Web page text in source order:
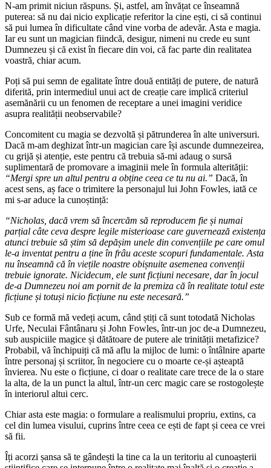
N-am primit niciun răspuns. Și, astfel, am învățat ce înseamnă
puterea: să nu dai nicio explicație referitor la cine ești, ci să continui
să pui lumea în dificultate când vine vorba de adevăr. Asta e magia.
Iar eu sunt un magician fiindcă, desigur, nimeni nu crede eu sunt
Dumnezeu și că exist în fiecare din voi, că fac parte din realitatea
voastră, chiar acum.
Poți să pui semn de egalitate între două entități de putere, de natură
diferită, prin intermediul unui act de creație care implică criteriul
asemănării cu un fenomen de receptare a unei imagini veridice
asupra realității neobservabile?
Concomitent cu magia se dezvoltă și pătrunderea în alte universuri.
Dacă m-am deghizat într-un magician care își ascunde dumnezeirea,
cu grijă și atenție, este pentru că trebuia să-mi adaug o sursă
suplimentară de promovare a imaginii mele în formula alterității:
“Mergi spre un altul pentru a obține ceea ce tu nu ai.” Dacă, în
acest sens, aș face o trimitere la personajul lui John Fowles, iată ce
mi s-ar aduce la cunoștință:
“Nicholas, dacă vrem să încercăm să reproducem fie și numai
parțial câte ceva despre legile misterioase care guvernează existența
atunci trebuie să știm să depășim unele din convențiile pe care omul
le-a inventat pentru a ține în frâu aceste scopuri fundamentale. Asta
nu înseamnă că în viețile noastre obișnuite asemenea convenții
trebuie ignorate. Nicidecum, ele sunt ficțiuni necesare, dar în jocul
de-a Dumnezeu noi am pornit de la premiza că în realitate totul este
ficțiune și totuși nicio ficțiune nu este necesară.”
Sub ce formă mă vedeți acum, când știți că sunt totodată Nicholas
Urfe, Neculai Fântânaru și John Fowles, într-un joc de-a Dumnezeu,
sub auspiciile magice și dătătoare de putere ale trinității metafizice?
Probabil, vă închipuiți că mă aflu la mijloc de lumi: o întâlnire aparte
între personaj și scriitor, în negociere cu o moarte ce-și așteaptă
învierea. Nu este o ficțiune, ci doar o realitate care trece de la o stare
la alta, de la un punct la altul, într-un cerc magic care se rostogolește
în interiorul altui cerc.
Chiar asta este magia: o formulare a realismului propriu, extins, ca
cel din lumea visului, cuprins între ceea ce ești de fapt și ceea ce vrei
să fii.
Îți acorzi șansa să te gândești la tine ca la un teritoriu al cunoașterii